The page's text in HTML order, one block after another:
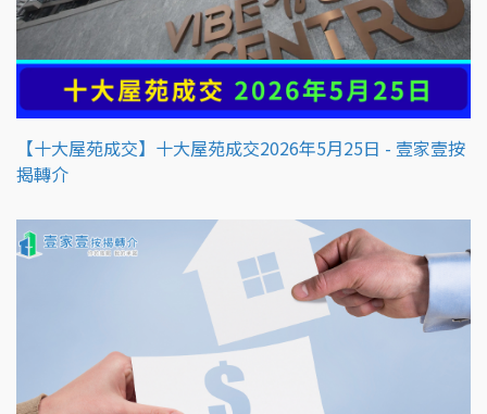
【十大屋苑成交】十大屋苑成交2026年5月25日 - 壹家壹按
揭轉介